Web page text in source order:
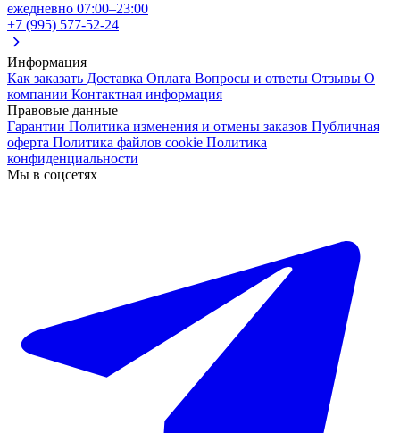
ежедневно 07:00–23:00
+7 (995) 577-52-24
Информация
Как заказать Доставка Оплата Вопросы и ответы Отзывы О
компании Контактная информация
Правовые данные
Гарантии Политика изменения и отмены заказов Публичная
оферта Политика файлов cookie Политика
конфиденциальности
Мы в соцсетях